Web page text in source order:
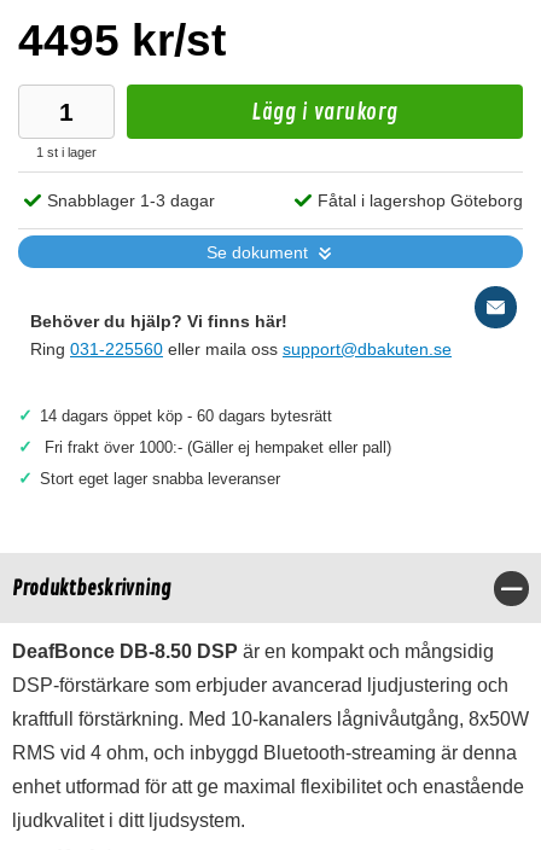
4495 kr/st
1 st i lager
Lägg i varukorg
Snabblager 1-3 dagar Fåtal i lagershop Göteborg
Se dokument
Behöver du hjälp? Vi finns här!
Ring 031-225560 eller maila oss support@dbakuten.se
✓ 14 dagars öppet köp - 60 dagars bytesrätt
✓ Fri frakt över 1000:- (Gäller ej hempaket eller pall)
✓ Stort eget lager snabba leveranser
Produktbeskrivning
DeafBonce DB-8.50 DSP är en kompakt och mångsidig
DSP-förstärkare som erbjuder avancerad ljudjustering och
kraftfull förstärkning. Med 10-kanalers lågnivåutgång, 8x50W
RMS vid 4 ohm, och inbyggd Bluetooth-streaming är denna
enhet utformad för att ge maximal flexibilitet och enastående
ljudkvalitet i ditt ljudsystem.